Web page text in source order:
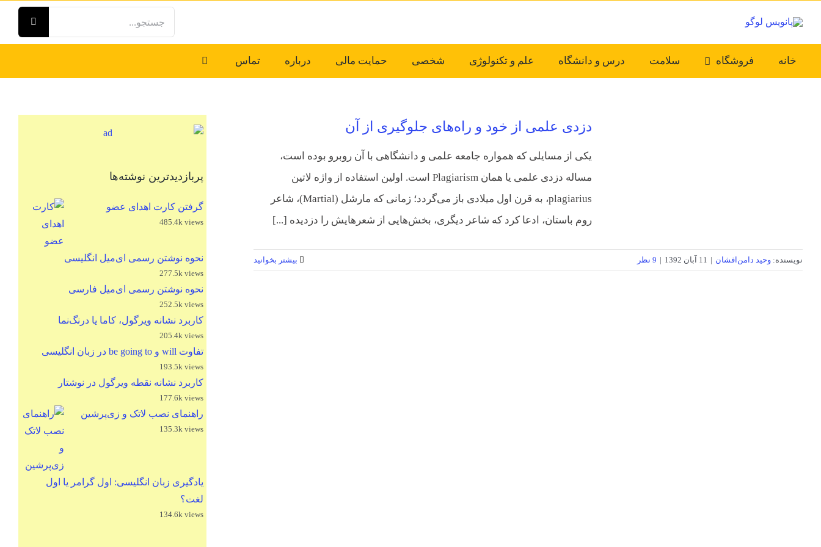
content
خانه فروشگاه سلامت درس و دانشگاه علم و تکنولوژی شخصی حمایت مالی درباره تماس
دزدی علمی از خود و راه‌های جلوگیری از آن
‎‎یکی از مسایلی که همواره جامعه علمی و دانشگاهی با آن روبرو بوده است،
مساله دزدی علمی یا همان Plagiarism است. اولین استفاده از واژه لاتین
plagiarius، به قرن اول میلادی باز می‌گردد؛ زمانی که مارشل ‎Martial)‎)، شاعر
روم باستان، ادعا کرد که شاعر دیگری، بخش‌هایی از شعرهایش را دزدیده [...]
نویسنده: وحید دامن‌افشان | 11 آبان 1392 | 9 نظر بیشتر بخوانید
پربازدیدترین نوشته‌ها
گرفتن کارت اهدای عضو
485.4k views
نحوه نوشتن رسمی ای‌میل انگلیسی
277.5k views
نحوه نوشتن رسمی ای‌میل فارسی
252.5k views
کاربرد نشانه ویرگول، کاما یا درنگ‌نما
205.4k views
تفاوت will و be going to در زبان انگلیسی
193.5k views
کاربرد نشانه نقطه ویرگول در نوشتار
177.6k views
راهنمای نصب لاتک و زی‌پرشین
135.3k views
یادگیری زبان انگلیسی: اول گرامر یا اول
لغت؟
134.6k views